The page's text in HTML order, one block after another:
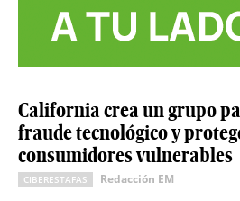
California crea un grupo
fraude tecnológico y
consumidores vulnerables
CIBERESTAFAS Redacción EM